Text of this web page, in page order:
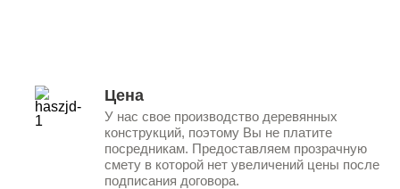
Цена
У нас свое производство деревянных
конструкций, поэтому Вы не платите
посредникам. Предоставляем прозрачную
смету в которой нет увеличений цены после
подписания договора.